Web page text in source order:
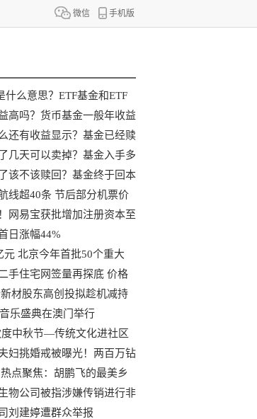
微信 手机版
什么意思？ETF基金和ETF
高吗？货币基金一般年收益
还有收益显示？基金已经赎
几天可以卖掉？基金入手多
该不该赎回？基金终于回本
线超40条 节后部分机票价
网易宝获批增加注册资本至
日涨幅44%
元 北京今年首批50个重大
手住宅网签量再探底 价格
材股东高创投拟趁机减持
乐盛典在澳门举行
度中秋节—传统文化进社区
妇挑婚戒被曝光！两百万钻
热点聚焦：胡鹏飞的最美乡
物公司被指涉嫌传销进行非
刘建婷遭群众举报